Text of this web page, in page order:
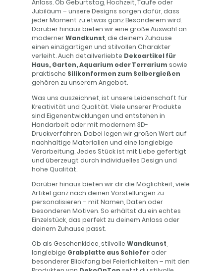
Anlass. Ob Geburtstag, Hochzeit, Taufe oder
Jubiläum – unsere Designs sorgen dafür, dass
jeder Moment zu etwas ganz Besonderem wird.
Darüber hinaus bieten wir eine große Auswahl an
modernerWandkunst , die deinem Zuhause
einen einzigartigen und stilvollen Charakter
verleiht. Auch detailverliebte Dekoartikel für
Haus, Garten, Aquarium oder Terrarium sowie
praktische Silikonformen zum Selbergießen
gehören zu unserem Angebot.
Was uns auszeichnet, ist unsere Leidenschaft für
Kreativität und Qualität. Viele unserer Produkte
sind Eigenentwicklungen und entstehen in
Handarbeit oder mit modernem 3D-
Druckverfahren. Dabei legen wir großen Wert auf
nachhaltige Materialien und eine langlebige
Verarbeitung. Jedes Stück ist mit Liebe gefertigt
und überzeugt durch individuelles Design und
hohe Qualität.
Darüber hinaus bieten wir dir die Möglichkeit, viele
Artikel ganz nach deinen Vorstellungen zu
personalisieren – mit Namen, Daten oder
besonderen Motiven. So erhältst du ein echtes
Einzelstück, das perfekt zu deinem Anlass oder
deinem Zuhause passt.
Ob als Geschenkidee, stilvolle Wandkunst
langlebige Grabplatte aus Schiefer oder
besonderer Blickfang bei Feierlichkeiten – mit den